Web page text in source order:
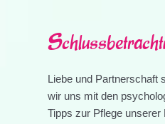
Liebe und Partnerschaft
wir uns mit den
Tipps zur Pflege unserer